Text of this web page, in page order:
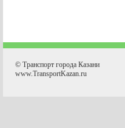
© Транспорт города Казани
www.TransportKazan.ru